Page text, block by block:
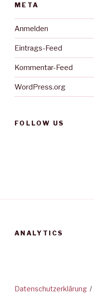
META
Anmelden
Eintrags-Feed
Kommentar-Feed
WordPress.org
FOLLOW US
ANALYTICS
Datenschutzerklärung